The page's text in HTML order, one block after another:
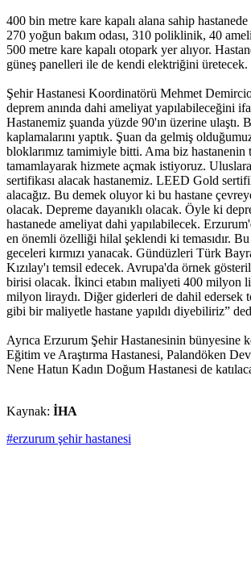
400 bin metre kare kapalı alana sahip hastanede
270 yoğun bakım odası, 310 poliklinik, 40
500 metre kare kapalı otopark yer alıyor.
güneş panelleri ile de kendi elektriğini üretecek.
Şehir Hastanesi Koordinatörü Mehmet
deprem anında dahi ameliyat yapılabileceğini
Hastanemiz şuanda yüzde 90'ın üzerine ulaştı.
kaplamalarını yaptık. Şuan da gelmiş
bloklarımız tamimiyle bitti. Ama biz hastanenin
tamamlayarak hizmete açmak istiyoruz.
sertifikası alacak hastanemiz. LEED Gold
alacağız. Bu demek oluyor ki bu hastane
olacak. Depreme dayanıklı olacak. Öyle ki
hastanede ameliyat dahi yapılabilecek.
en önemli özelliği hilal şeklendi ki temasıdır.
geceleri kırmızı yanacak. Gündüzleri Türk
Kızılay'ı temsil edecek. Avrupa'da örnek
birisi olacak. İkinci etabın maliyeti 400 milyon
milyon liraydı. Diğer giderleri de dahil edersek
gibi bir maliyetle hastane yapıldı diyebiliriz”
Ayrıca Erzurum Şehir Hastanesinin bünyesine
Eğitim ve Araştırma Hastanesi, Palandöken
Nene Hatun Kadın Doğum Hastanesi de
Kaynak: İHA
#erzurum şehir hastanesi